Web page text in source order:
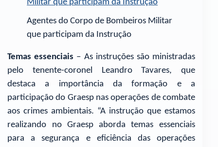
Agentes do Corpo de Bombeiros Militar
que participam da Instrução
Temas essenciais – As instruções são ministradas
pelo tenente-coronel Leandro Tavares, que
destaca a importância da formação e a
participação do Graesp nas operações de combate
aos crimes ambientais. “A instrução que estamos
realizando no Graesp aborda temas essenciais
para a segurança e eficiência das operações